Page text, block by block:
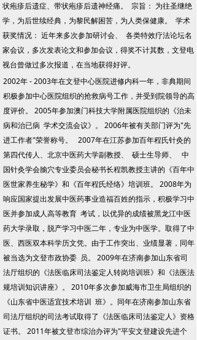
状疱疹后遗症、带状疱疹后遗神经痛。 宗旨： 为往圣继绝
学，为后世续经典，为黎民解困苦，为人类保健康。 学术
获奖情况： 近年来多次参加研讨会、 各类特效疗法论坛名
家会议，多次发表论文和参加会议，得奖不计其数，文登电
视台曾做过多次报道，在当地获得好评。
2002年 - 2003年在文登中心医院进修内科一年，非典期间
积极参加中心医院组织的抢救病号工作，并受到院领导的高
度评价。 2005年参加澳门科技大学附属医院组织的《治未
病和治已病 学术交流会议》。 2006年被有关部门评为"先
进工作者"荣誉称号。 2007年在江苏参加百年程氏针灸的
第四代传人、北京中医药大学副教授、 硕士生导师、 中
国针灸学会腧穴专业委员会秘书长程凯教授主讲的《百年中
医世家养生秘学》和《百年程氏经络》培训班。 2008年为
响应国家提出发展中医药事业造福百姓的指示，积极学习中
医并参加成人高等教育 考试，以优异的成绩被黑龙江中医
药大学录取，脱产学习中医二年，专业为中医学。取得了中
医、西医双本科学历文凭。由于工作突出、业绩显著，同年
被当选为文登市政协委 员。 2009年在济南参加山东省司
法厅组织的《法医临床司法鉴定人转岗培训班》和《法医法
规培训知识讲座》。 2010年多次参加威海市卫生局组织的
《山东省中医适宜技术培训 班》。同年在济南参加山东省
司法厅组织的司法考试取得了《法医临床司法鉴定人》资格
证书。 2011年被文登市综治办评为"平安文登建设先进个